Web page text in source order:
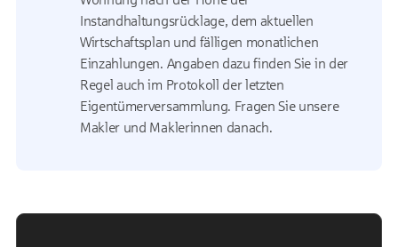
Instandhaltungsrücklage, dem aktuellen
Wirtschaftsplan und fälligen monatlichen
Einzahlungen. Angaben dazu finden Sie in der
Regel auch im Protokoll der letzten
Eigentümerversammlung. Fragen Sie unsere
Makler und Maklerinnen danach.